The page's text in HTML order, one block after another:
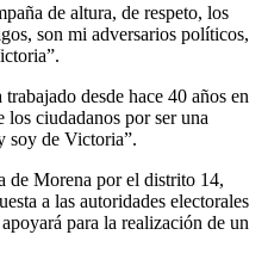
de altura, de respeto, los
son mi adversarios políticos,
desde hace 40 años en
ciudadanos por ser una
soy de Victoria”.
de Morena por el distrito 14,
a las autoridades electorales
para la realización de un